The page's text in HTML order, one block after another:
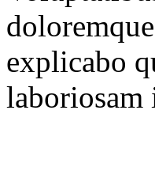
explicabo
laboriosam